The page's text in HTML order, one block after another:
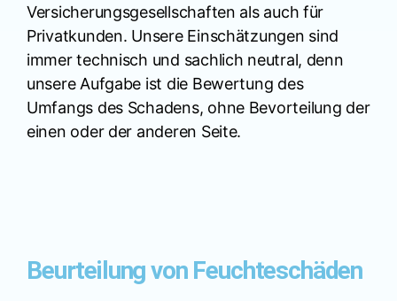
Versicherungsgesellschaften als auch für
Privatkunden. Unsere Einschätzungen sind
immer technisch und sachlich neutral, denn
unsere Aufgabe ist die Bewertung des
Umfangs des Schadens, ohne Bevorteilung der
einen oder der anderen Seite.
Beurteilung von Feuchteschäden